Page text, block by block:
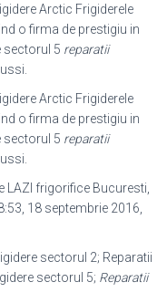
Arctic Frigiderele
o firma de prestigiu in
sectorul 5 reparatii
Arctic Frigiderele
o firma de prestigiu in
sectorul 5 reparatii
frigorifice Bucuresti,
18 septembrie 2016,
sectorul 2; Reparatii
sectorul 5; Reparatii